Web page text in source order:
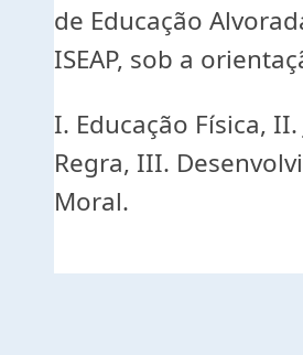
de Educação
ISEAP, sob a
I. Educação Física,
Regra, III.
Moral.